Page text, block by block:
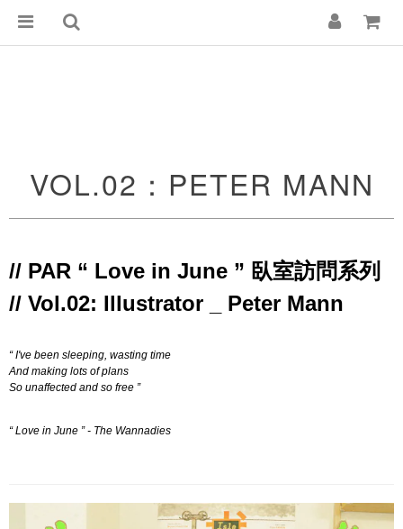
VOL.02：PETER MANN
// PAR “ Love in June ” 臥室訪問系列
// Vol.02: Illustrator _ Peter Mann
“ I've been sleeping, wasting time
And making lots of plans
So unaffected and so free ”
“ Love in June ” - The Wannadies